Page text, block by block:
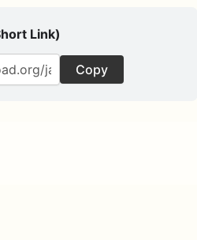
Link)
Copy